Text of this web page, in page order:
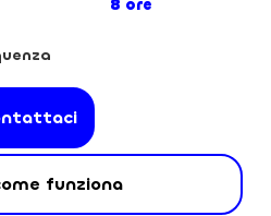
8 ore
funziona